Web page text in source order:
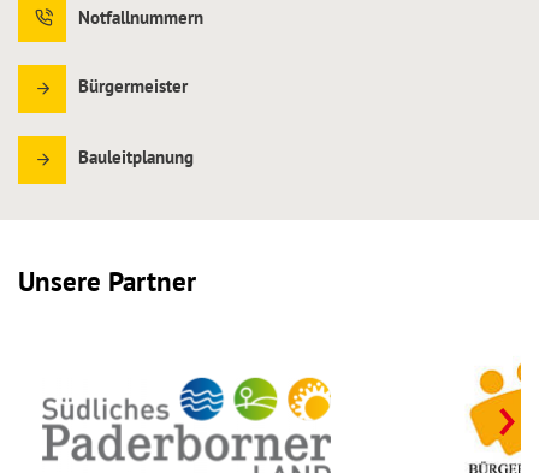
Notfallnummern
Bürgermeister
Bauleitplanung
Unsere Partner